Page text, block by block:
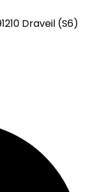
Draveil (S6)